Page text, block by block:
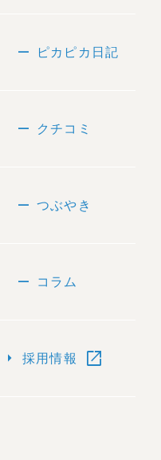
remove ピカピカ日記
remove クチコミ
remove つぶやき
remove コラム
arrow_right 採用情報 open_in_new